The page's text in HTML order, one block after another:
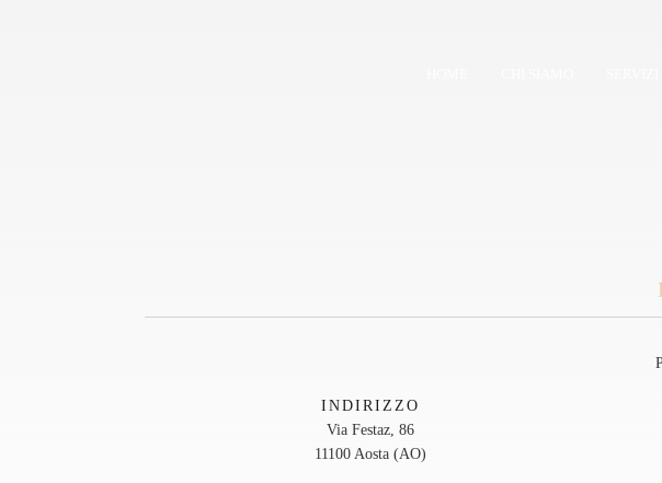
INDIRIZZO
Via Festaz, 86
11100 Aosta (AO)